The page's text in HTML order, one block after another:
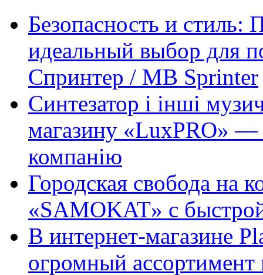
Безопасность и
идеальный выбор для
Спринтер / MB Sprinter
Синтезатор і інші
магазину «LuxPRO» —
компанію
Городская свобода на
«SAMOKAT» с
В интернет-магазине
огромный ассортимент